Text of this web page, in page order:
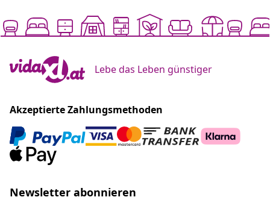
Lebe das Leben günstiger
Akzeptierte Zahlungsmethoden
Newsletter abonnieren